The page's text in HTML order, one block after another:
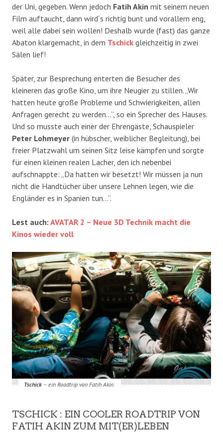
der Uni, gegeben. Wenn jedoch Fatih Akin mit seinem neuen
Film auftaucht, dann wird´s richtig bunt und vorallem eng,
weil alle dabei sein wollen! Deshalb wurde (fast) das ganze
Abaton klargemacht, in dem Tschick gleichzeitig in zwei
Sälen lief!
Später, zur Besprechung enterten die Besucher des
kleineren das große Kino, um ihre Neugier zu stillen. „Wir
hatten heute große Probleme und Schwierigkeiten, allen
Anfragen gerecht zu werden…“, so ein Sprecher des Hauses.
Und so musste auch einer der Ehrengäste, Schauspieler
Peter Lohmeyer (in hübscher, weiblicher Begleitung), bei
freier Platzwahl um seinen Sitz leise kämpfen und sorgte
für einen kleinen realen Lacher, den ich nebenbei
aufschnappte: „Da hatten wir besetzt! Wir müssen ja nun
nicht die Handtücher über unsere Lehnen legen, wie die
Engländer es in Spanien tun…“.
Lest auch: AVATAR 2 – Neue 3D Technik macht die
Kinos wieder voll
Tschick– ein Roadtrip von Fatih Akin.
TSCHICK : EIN COOLER ROADTRIP VON
FATIH AKIN ZUM MIT(ER)LEBEN